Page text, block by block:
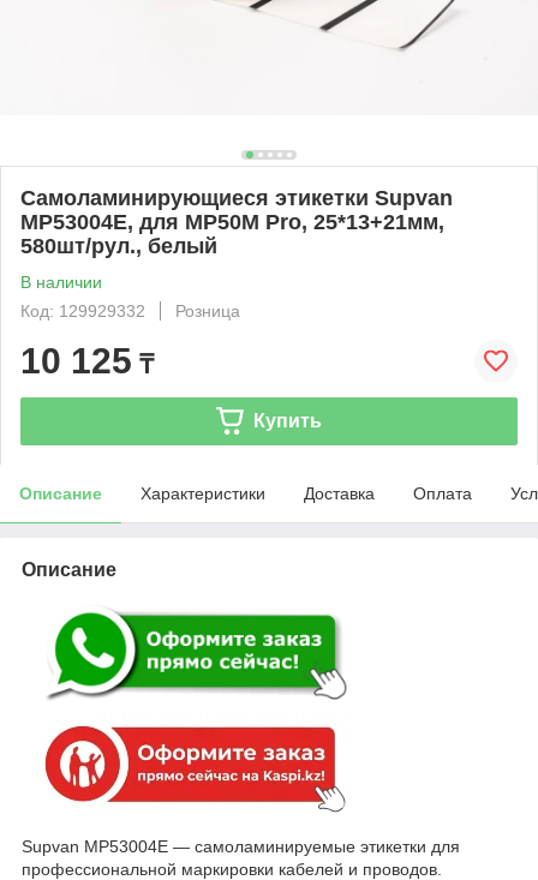
Самоламинирующиеся этикетки Supvan
MP53004E, для MP50M Pro, 25*13+21мм,
580шт/рул., белый
В наличии
Код: 129929332
Розница
10 125 ₸
Купить
Описание Характеристики Доставка Оплата
Описание
Supvan MP53004E — самоламинируемые этикетки для
профессиональной маркировки кабелей и проводов.